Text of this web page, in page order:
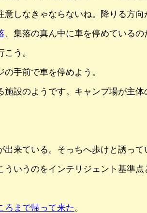
しなきゃならないね。降りる方向
、集落の真ん中に車を停めているの
う。
手前で車を停めよう。
設のようです。キャンプ場が主
来ている。そっちへ歩けと誘って
いうのをインテリジェント基準
ろまで帰って来た 。